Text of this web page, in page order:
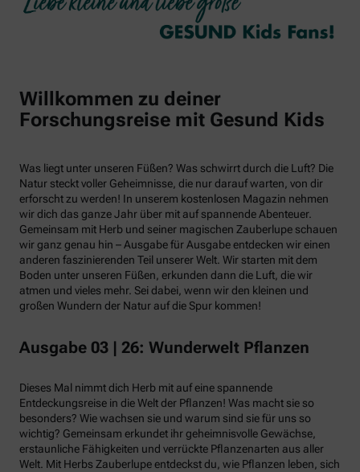
Willkommen zu deiner
Forschungsreise mit Gesund Kids
Was liegt unter unseren Füßen? Was schwirrt durch die Luft? Die
Natur steckt voller Geheimnisse, die nur darauf warten, von dir
erforscht zu werden! In unserem kostenlosen Magazin nehmen
wir dich das ganze Jahr über mit auf spannende Abenteuer.
Gemeinsam mit Herb und seiner magischen Zauberlupe schauen
wir ganz genau hin – Ausgabe für Ausgabe entdecken wir einen
anderen faszinierenden Teil unserer Welt. Wir starten mit dem
Boden unter unseren Füßen, erkunden dann die Luft, die wir
atmen und vieles mehr. Sei dabei, wenn wir den kleinen und
großen Wundern der Natur auf die Spur kommen!
Ausgabe 03 | 26: Wunderwelt Pflanzen
Dieses Mal nimmt dich Herb mit auf eine spannende
Entdeckungsreise in die Welt der Pflanzen! Was macht sie so
besonders? Wie wachsen sie und warum sind sie für uns so
wichtig? Gemeinsam erkundet ihr geheimnisvolle Gewächse,
erstaunliche Fähigkeiten und verrückte Pflanzenarten aus aller
Welt. Mit Herbs Zauberlupe entdeckst du, wie Pflanzen leben, sich